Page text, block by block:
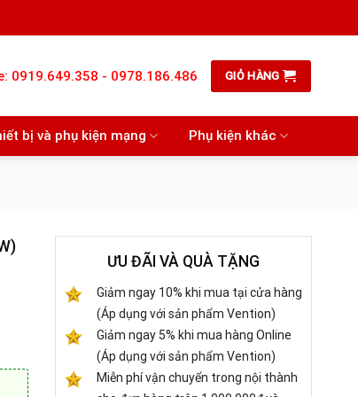
0919.649.358 - 0978.186.486 GIỎ HÀNG
bị và phụ kiện mạng Phụ kiện khác
ƯU ĐÃI VÀ QUÀ TẶNG
Giảm ngay 10% khi mua tại cửa hàng
(Áp dụng với sản phẩm Vention)
Giảm ngay 5% khi mua hàng Online
(Áp dụng với sản phẩm Vention)
Miễn phí vận chuyển trong nội thành